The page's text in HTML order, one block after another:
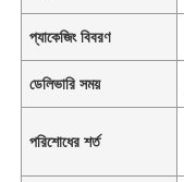
প্যাকেজিং বিবরণ
ডেলিভারি সময়
পরিশোধের শর্ত